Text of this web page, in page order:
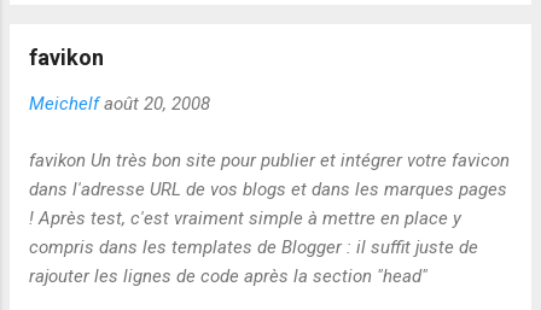
favikon
Meichelf août 20, 2008
favikon Un très bon site pour publier et intégrer votre favicon
dans l'adresse URL de vos blogs et dans les marques pages
! Après test, c'est vraiment simple à mettre en place y
compris dans les templates de Blogger : il suffit juste de
rajouter les lignes de code après la section "head"